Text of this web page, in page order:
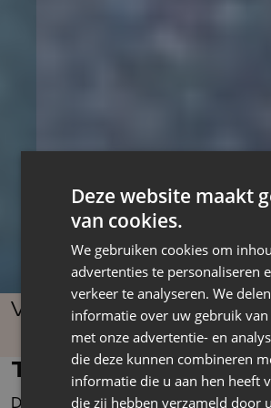
Vlaamse Schaatsunie:
een doordacht HR-
Tewerkstelling in de
De Vlaamse Schaatsunie groeide de
Deze website maakt
van cookies.
We gebruiken cookies om
advertenties te personaliseren
verkeer te analyseren. We
informatie over uw gebruik van
met onze advertentie- en
die deze kunnen combineren
informatie die u aan hen heeft
die zij hebben verzameld door